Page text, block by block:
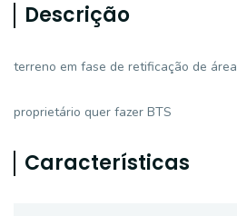
Descrição
terreno em fase de retificação de área
proprietário quer fazer BTS
Características